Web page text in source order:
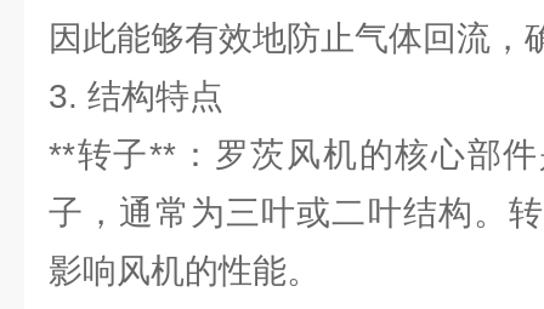
因此能够有效地防止气体回流，
3. 结构特点
**转子**：罗茨风机的核心部
子，通常为三叶或二叶结构。
影响风机的性能。